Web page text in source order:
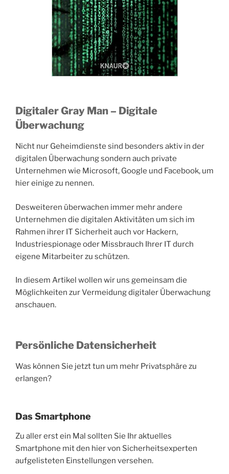
Digitaler Gray Man – Digitale
Überwachung
Nicht nur Geheimdienste sind besonders aktiv in der
digitalen Überwachung sondern auch private
Unternehmen wie Microsoft, Google und Facebook, um
hier einige zu nennen.
Desweiteren überwachen immer mehr andere
Unternehmen die digitalen Aktivitäten um sich im
Rahmen ihrer IT Sicherheit auch vor Hackern,
Industriespionage oder Missbrauch Ihrer IT durch
eigene Mitarbeiter zu schützen.
In diesem Artikel wollen wir uns gemeinsam die
Möglichkeiten zur Vermeidung digitaler Überwachung
anschauen.
Persönliche Datensicherheit
Was können Sie jetzt tun um mehr Privatsphäre zu
erlangen?
Das Smartphone
Zu aller erst ein Mal sollten Sie Ihr aktuelles
Smartphone mit den hier von Sicherheitsexperten
aufgelisteten Einstellungen versehen.